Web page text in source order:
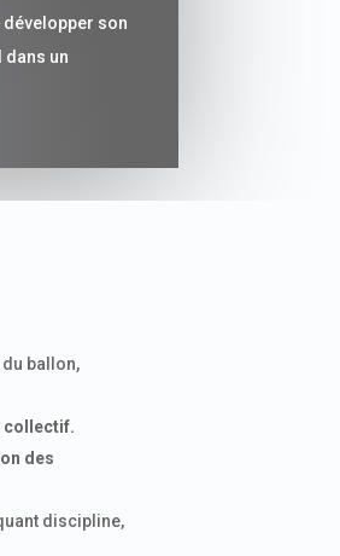
développer son
dans un
ballon,
collectif.
des
discipline,